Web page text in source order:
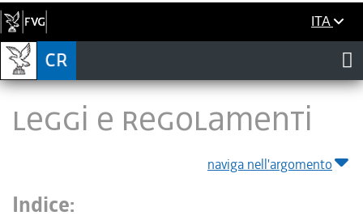
ITA
LEGGI E REGOLAMENTI
naviga nell'argomento
Indice: